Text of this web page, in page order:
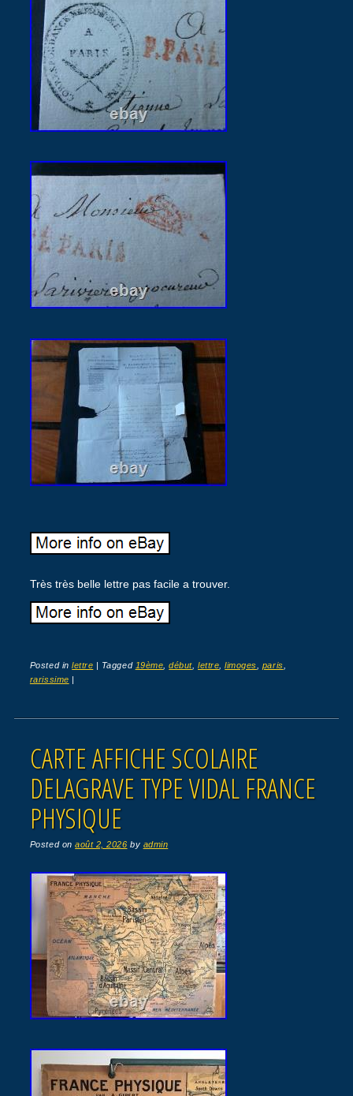
Très très belle lettre pas facile a trouver.
Posted inlettre | Tagged 19ème ,début, lettre ,limoges paris
rarissime |
CARTE AFFICHE SCOLAIRE
DELAGRAVE TYPE VIDAL FRANCE
PHYSIQUE
Posted onaoût 2, 2026 by admin